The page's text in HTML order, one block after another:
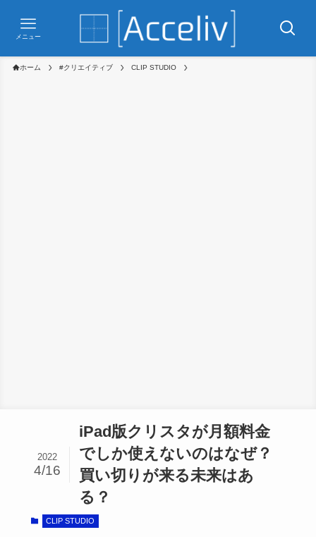
メニュー
ホーム #クリエイティブ CLIP STUDIO
iPad版クリスタが月額料金
でしか使えないのはなぜ？
買い切りが来る未来はあ
る？
2022
4/16
CLIP STUDIO